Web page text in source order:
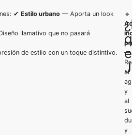
✔ Estilo urbano — Aporta un look
llamativo que no pasará
de estilo con un toque distintivo.
🔹
—
al
y
al
y